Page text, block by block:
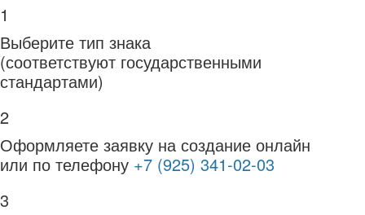
1
Выберите тип знака
(соответствуют государственными
стандартами)
2
Оформляете заявку на создание онлайн
или по телефону +7 (925) 341-02-03
3